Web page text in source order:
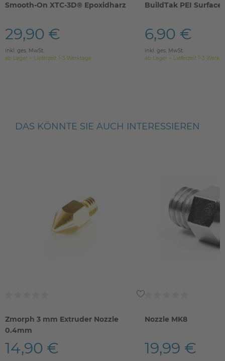
Smooth-On XTC-3D® Epoxidharz
29,90 €
inkl. ges. MwSt.
ab Lager > Lieferzeit 1-3 Werktage
BuildTak PEI
6,90 €
inkl. ges. MwSt.
ab Lager > Lieferzeit 1-3
DAS KÖNNTE SIE AUCH INTERESSIEREN
Zmorph 3 mm Extruder Nozzle
0.4mm
14,90 €
Nozzle MK8
19,99 €